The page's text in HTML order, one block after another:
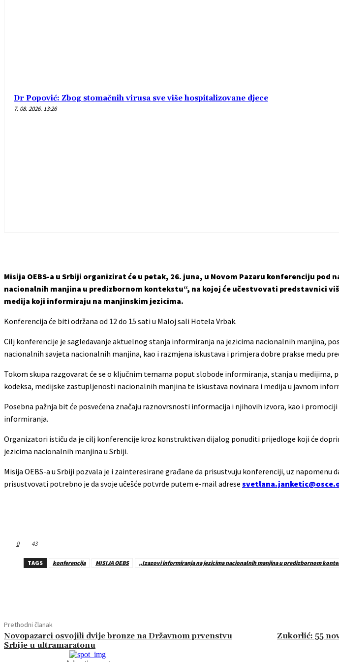
Dr Popović: Zbog stomačnih virusa sve više hospitalizovane djece
7. 08. 2026. 13:26
Misija OEBS-a u Srbiji organizirat će u petak, 26. juna, u Novom Pazaru konferenciju
nacionalnih manjina u predizbornom kontekstu“, na kojoj će učestvovati predstavnici
medija koji informiraju na manjinskim jezicima.
Konferencija će biti održana od 12 do 15 sati u Maloj sali Hotela Vrbak.
Cilj konferencije je sagledavanje aktuelnog stanja informiranja na jezicima nacionalnih manjina,
nacionalnih savjeta nacionalnih manjina, kao i razmjena iskustava i primjera dobre prakse među
Tokom skupa razgovarat će se o ključnim temama poput slobode informiranja, stanja u medijima,
kodeksa, medijske zastupljenosti nacionalnih manjina te iskustava novinara i medija u javnom
Posebna pažnja bit će posvećena značaju raznovrsnosti informacija i njihovih izvora, kao i
informiranja.
Organizatori ističu da je cilj konferencije kroz konstruktivan dijalog ponuditi prijedloge koji će
jezicima nacionalnih manjina u Srbiji.
Misija OEBS-a u Srbiji pozvala je i zainteresirane građane da prisustvuju konferenciji, uz napomenu
prisustvovati potrebno je da svoje učešće potvrde putem e-mail adrese
0 43
TAGS konferencija MISIJA OEBS „Izazovi informiranja na jezicima nacionalnih manjina u predizbornom
Prethodni članak
Novopazarci osvojili dvije bronze na Državnom prvenstvu
Srbije u ultramaratonu
Zukorlić: 55